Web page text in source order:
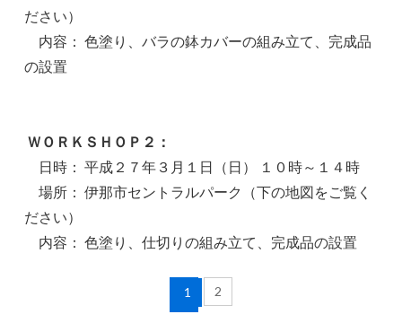
ださい）
内容： 色塗り、バラの鉢カバーの組み立て、完成品
の設置
ＷＯＲＫＳＨＯＰ２：
日時： 平成２７年３月１日（日） １０時～１４時
場所： 伊那市セントラルパーク（下の地図をご覧く
ださい）
内容： 色塗り、仕切りの組み立て、完成品の設置
1 2